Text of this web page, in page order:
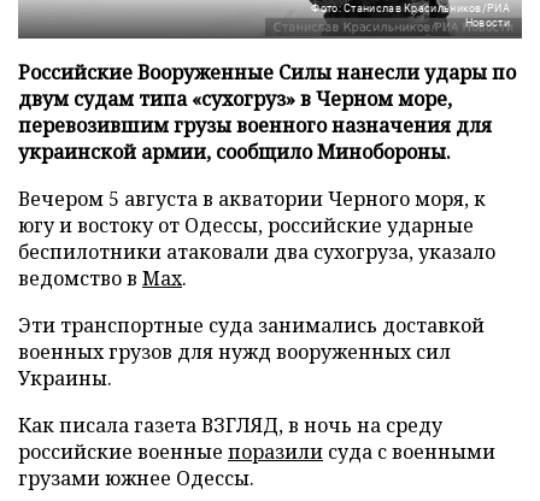
Фото: Станислав Красильников/РИА
Новости
Российские Вооруженные Силы нанесли удары по
двум судам типа «сухогруз» в Черном море,
перевозившим грузы военного назначения для
украинской армии, сообщило Минобороны.
Вечером 5 августа в акватории Черного моря, к
югу и востоку от Одессы, российские ударные
беспилотники атаковали два сухогруза, указало
ведомство в Max.
Эти транспортные суда занимались доставкой
военных грузов для нужд вооруженных сил
Украины.
Как писала газета ВЗГЛЯД, в ночь на среду
российские военные поразили суда с военными
грузами южнее Одессы.